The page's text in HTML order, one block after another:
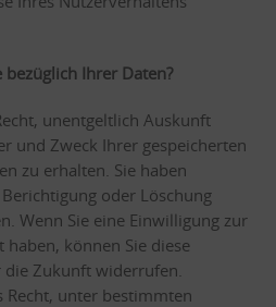
bezüglich Ihrer Daten?
unentgeltlich Auskunft
und Zweck Ihrer gespeicherten
zu erhalten. Sie haben
oder Löschung
Wenn Sie eine Einwilligung zur
können Sie diese
Zukunft widerrufen.
Recht, unter bestimmten